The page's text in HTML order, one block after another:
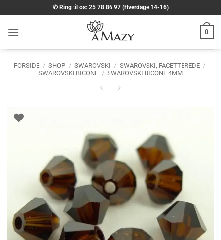
til
indhold
✆ Ring til os: 25 78 86 97 (Hverdage 14-16)
0
FORSIDE / SHOP / SWAROVSKI / SWAROVSKI, FACETTEREDE /
SWAROVSKI BICONE / SWAROVSKI BICONE 4MM